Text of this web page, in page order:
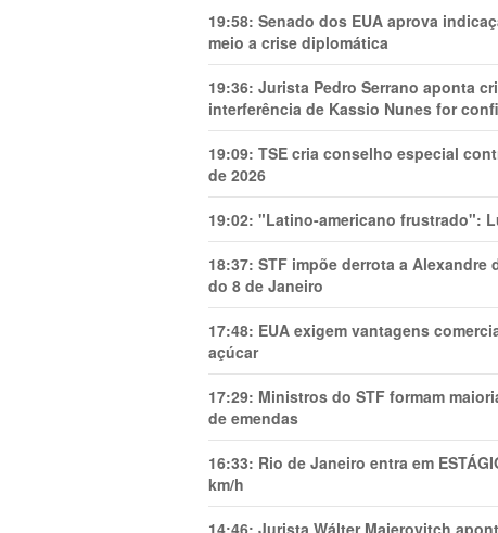
19:58: Senado dos EUA aprova
meio a crise diplomática
19:36: Jurista Pedro Serrano aponta
interferência de Kassio Nunes for
19:09: TSE cria conselho especial
de 2026
19:02: "Latino-americano frustrado":
18:37: STF impõe derrota a Alexandre
do 8 de Janeiro
17:48: EUA exigem vantagens
açúcar
17:29: Ministros do STF formam
de emendas
16:33: Rio de Janeiro entra em
km/h
14:46: Jurista Wálter Maierovitch